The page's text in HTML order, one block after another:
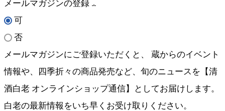
メールマガジンの登録
須
)
可
否
メールマガジンにご登録いただくと、 蔵からのイベント
情報や、四季折々の商品発売など、旬のニュースを【清
酒白老 オンラインショップ通信】としてお届けします。
白老の最新情報をいち早くお受け取りください。